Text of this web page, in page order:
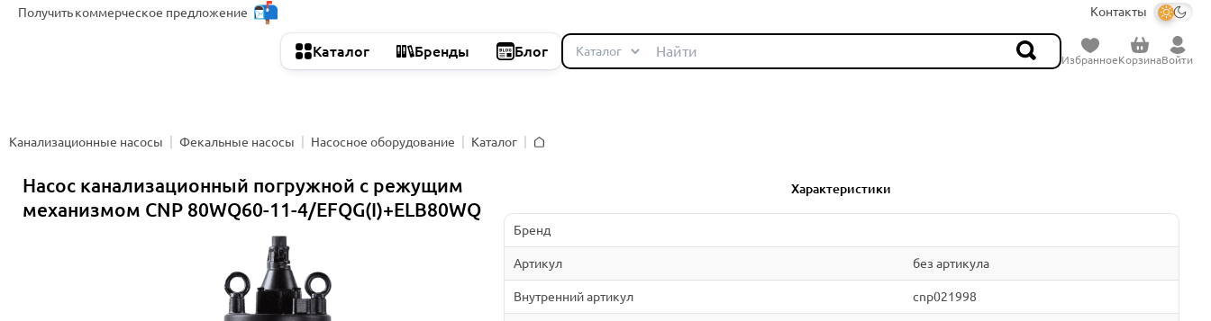
Получитькоммерческое предложение Контакты
Каталог Бренды Блог
ИзбранноеКорзинаВойти
Канализационные насосы Фекальные насосы Насосное оборудование
Каталог
Насос канализационный погружной с режущим
механизмом CNP 80WQ60-11-4/EFQG(I)+ELB80WQ
Характеристики
Бренд
Артикул без артикула
Внутренний артикул cnp021998